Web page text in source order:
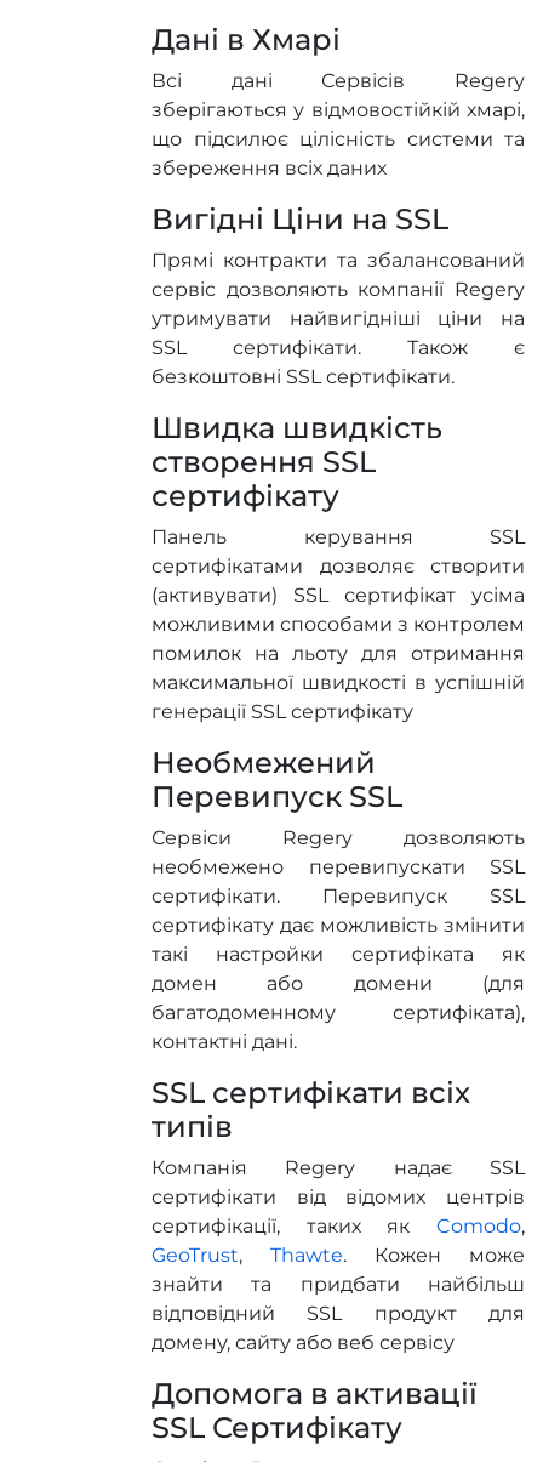
Дані в Хмарі
Всі дані Сервісів Regery
зберігаються у відмовостійкій хмарі,
що підсилює цілісність системи та
збереження всіх даних
Вигідні Ціни на SSL
Прямі контракти та збалансований
сервіс дозволяють компанії Regery
утримувати найвигідніші ціни на
SSL сертифікати. Також є
безкоштовні SSL сертифікати.
Швидка швидкість
створення SSL
сертифікату
Панель керування SSL
сертифікатами дозволяє створити
(активувати) SSL сертифікат усіма
можливими способами з контролем
помилок на льоту для отримання
максимальної швидкості в успішній
генерації SSL сертифікату
Необмежений
Перевипуск SSL
Сервіси Regery дозволяють
необмежено перевипускати SSL
сертифікати. Перевипуск SSL
сертифікату дає можливість змінити
такі настройки сертифіката як
домен або домени (для
багатодоменному сертифіката),
контактні дані.
SSL сертифікати всіх
типів
Компанія Regery надає SSL
сертифікати від відомих центрів
сертифікації, таких як Comodo,
GeoTrust, Thawte. Кожен може
знайти та придбати найбільш
відповідний SSL продукт для
домену, сайту або веб сервісу
Допомога в активації
SSL Сертифікату